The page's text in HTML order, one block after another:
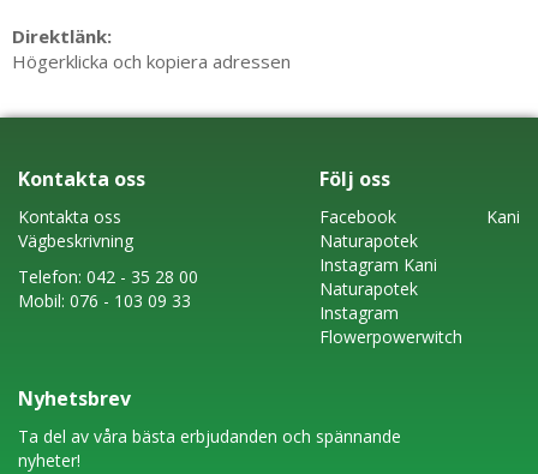
Direktlänk:
Högerklicka och kopiera adressen
Kontakta oss
Kontakta oss
Vägbeskrivning
Telefon: 042 - 35 28 00
Mobil: 076 - 103 09 33
Följ oss
FacebookKani
Naturapotek
Instagram Kani
Naturapotek
Instagram
Flowerpowerwitch
Nyhetsbrev
Ta del av våra bästa erbjudanden och spännande
nyheter!